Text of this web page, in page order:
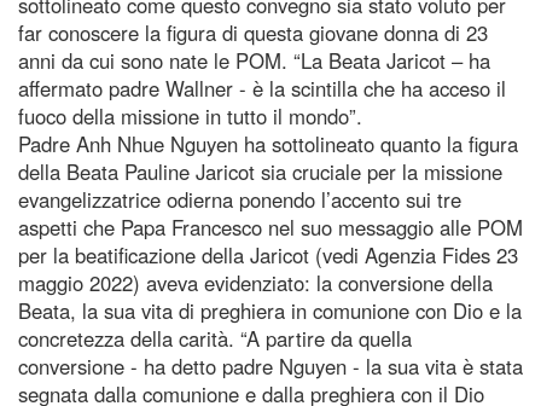
far conoscere la figura di questa giovane donna di 23
anni da cui sono nate le POM. “La Beata Jaricot – ha
affermato padre Wallner - è la scintilla che ha acceso il
fuoco della missione in tutto il mondo”.
Padre Anh Nhue Nguyen ha sottolineato quanto la figura
della Beata Pauline Jaricot sia cruciale per la missione
evangelizzatrice odierna ponendo l’accento sui tre
aspetti che Papa Francesco nel suo messaggio alle POM
per la beatificazione della Jaricot (vedi Agenzia Fides 23
maggio 2022) aveva evidenziato: la conversione della
Beata, la sua vita di preghiera in comunione con Dio e la
concretezza della carità. “A partire da quella
conversione - ha detto padre Nguyen - la sua vita è stata
segnata dalla comunione e dalla preghiera con il Dio